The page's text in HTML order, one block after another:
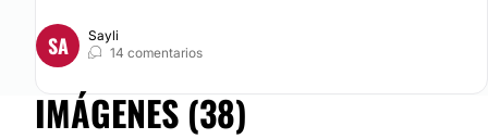
SA
Sayli
14 comentarios
IMÁGENES (38)